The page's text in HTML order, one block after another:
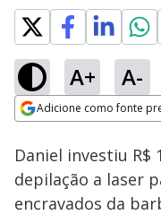
A+ A-
Adicione como fonte
Ativar
Loaded
27.06%
Daniel investiu R$
depilação a laser
encravados da